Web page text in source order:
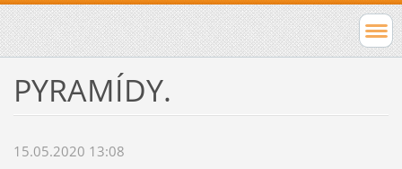
PYRAMÍDY.
15.05.2020 13:08